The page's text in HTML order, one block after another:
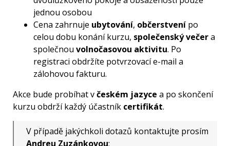
jednou osobou
Cena zahrnuje ubytování, občerstvení po
celou dobu konání kurzu, společenský večera
společnou volnočasovou aktivitu. Po
registraci obdržíte potvrzovací e-mail a
zálohovou fakturu.
Akce bude probíhat včeském jazyce a po skončení
kurzu obdrží každý účastník certifikát.
V případě jakýchkoli dotazů kontaktujte prosím
Andreu Zuzánkovou: